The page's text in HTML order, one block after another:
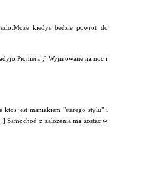
kiedys bedzie powrot do
Pioniera ;] Wyjmowane na noc i
jest maniakiem "starego stylu" i
Samochod z zalozenia ma zostac w